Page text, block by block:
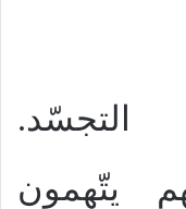
التجسّد.
يتّهمون